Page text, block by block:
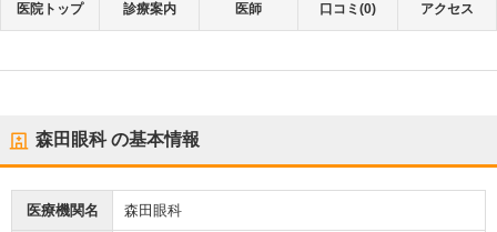
医院トップ 診療案内 医師 口コミ(0) アクセス
森田眼科の基本情報
医療機関名 森田眼科